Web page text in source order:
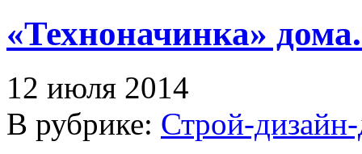
«Техноначинка»
12 июля 2014
В рубрике: Строй-